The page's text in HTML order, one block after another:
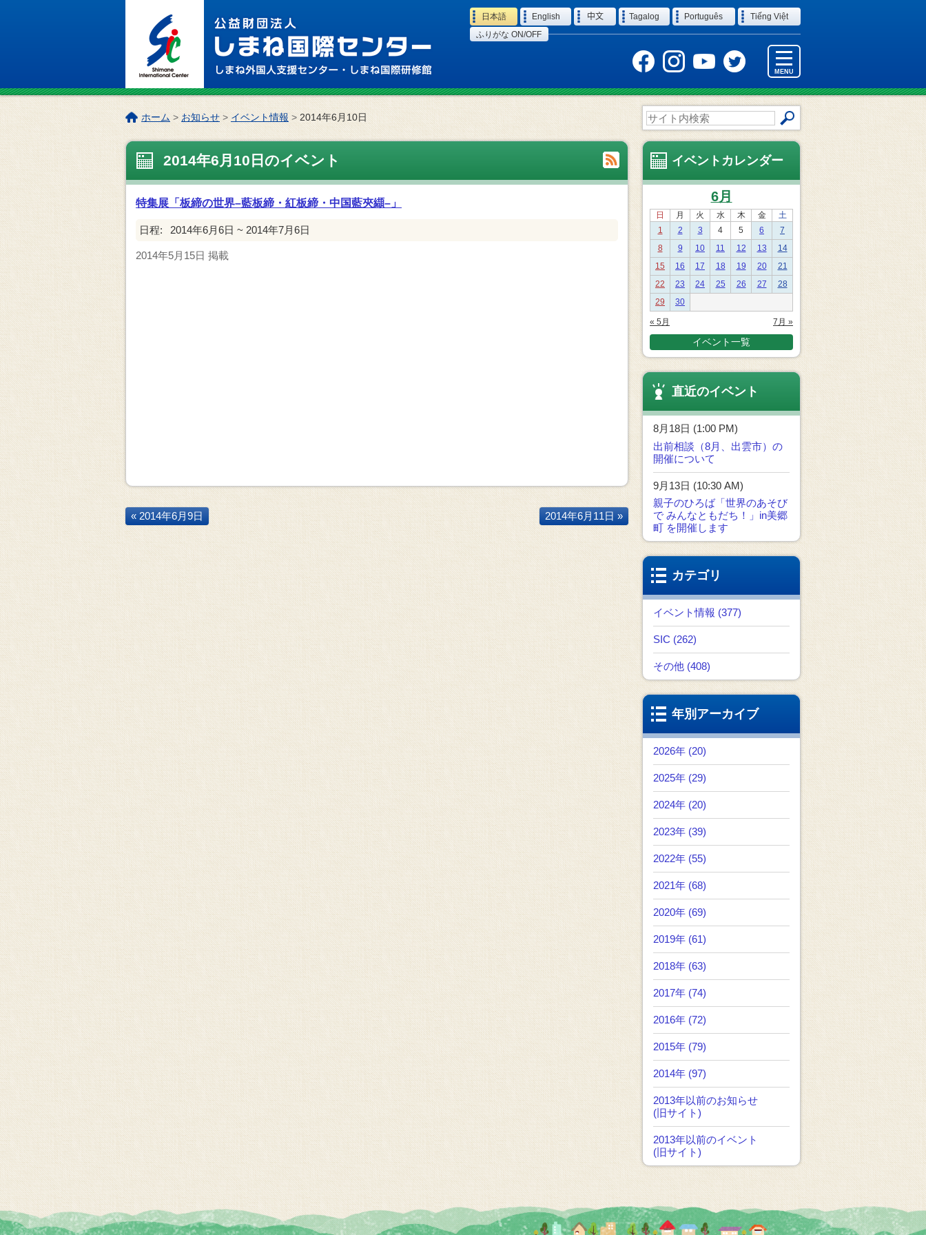
Language
日本語 English 中文 Tagalog Português
Tiếng Việt
ふりがな ON/OFF
MENU
サ
イ
ト
内
こ
ペ
ホーム > お知らせ > イベント情報 > 2014年6月10日
2014年6月10日のイベント
特集展「板締の世界–藍板締・紅板締・中国藍夾纈–」
日程: 2014年6月6日 ~ 2014年7月6日
2014年5月15日 掲載
« 2014年6月9日 2014年6月11日 »
イベントカレンダー
6月
日 月 火 水 木 金
土
1
2 3 4 5 6
7
8
9 10 11 12 13
14
15
16 17 18 19 20
21
22
23 24 25 26 27
28
29
30
« 5月 7月 »
イベント一覧
直近のイベント
8月18日 (1:00 PM)
出前相談（8月、出雲市）の
開催について
9月13日 (10:30 AM)
親子のひろば「世界のあそび
で みんなともだち！」in美郷
町 を開催します
カテゴリ
イベント情報 (377)
SIC (262)
その他 (408)
年別アーカイブ
2026年 (20)
2025年 (29)
2024年 (20)
2023年 (39)
2022年 (55)
2021年 (68)
2020年 (69)
2019年 (61)
2018年 (63)
2017年 (74)
2016年 (72)
2015年 (79)
2014年 (97)
2013年以前のお知らせ
(旧サイト)
2013年以前のイベント
(旧サイト)